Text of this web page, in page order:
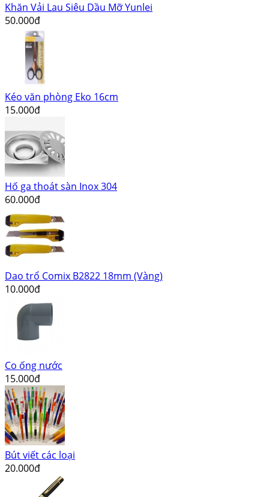
Khăn Vải Lau Siêu Dầu Mỡ Yunlei
50.000đ
Kéo văn phòng Eko 16cm
15.000đ
Hố ga thoát sàn Inox 304
60.000đ
Dao trổ Comix B2822 18mm (Vàng)
10.000đ
Co ống nước
15.000đ
Bút viết các loại
20.000đ